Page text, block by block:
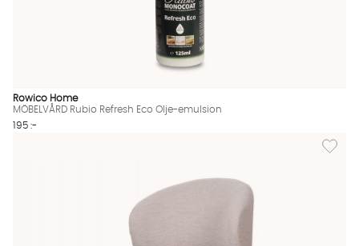
Rowico Home
MÖBELVÅRD Rubio Refresh Eco Olje-emulsion
195 :-
Lägg